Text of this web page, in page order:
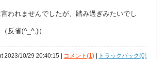
われませんでしたが、踏み過ぎみたいでし
反省(^_^;)）
2023/10/29 20:40:15 | コメント(1) | トラックバック(0)